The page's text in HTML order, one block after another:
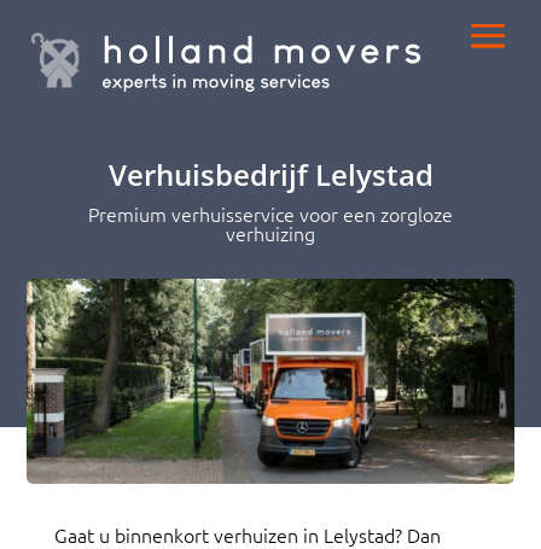
Verhuisbedrijf Lelystad
Premium verhuisservice voor een zorgloze
verhuizing
Gaat u binnenkort verhuizen in Lelystad? Dan